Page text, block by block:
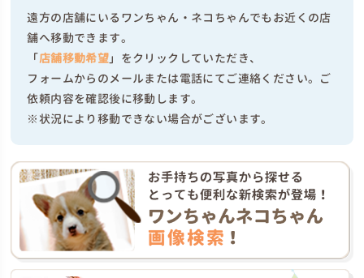
遠方の店舗にいるワンちゃん・ネコちゃんでもお近くの店
舗へ移動できます。
「店舗移動希望」をクリックしていただき、
フォームからのメールまたは電話にてご連絡ください。ご
依頼内容を確認後に移動します。
※状況により移動できない場合がございます。